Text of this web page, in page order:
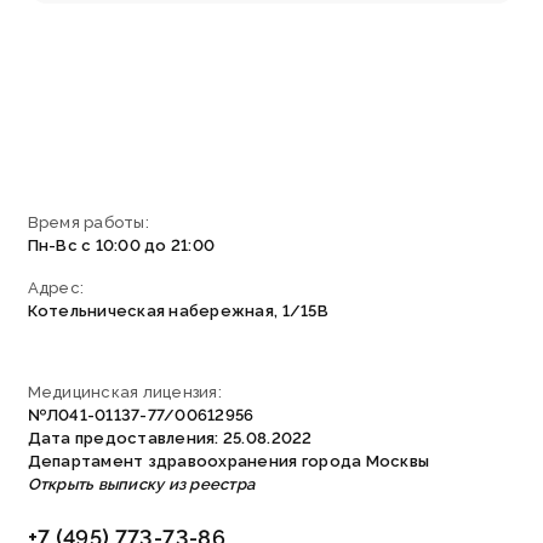
Время работы:
Пн-Вс с 10:00 до 21:00
Адрес:
Котельническая набережная, 1/15В
Медицинская лицензия:
№Л041-01137-77/00612956
Дата предоставления: 25.08.2022
Департамент здравоохранения города Москвы
Открыть выписку из реестра